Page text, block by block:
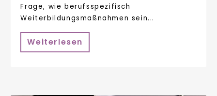
Frage, wie berufsspezifisch
Weiterbildungsmaßnahmen sein...
Weiterlesen